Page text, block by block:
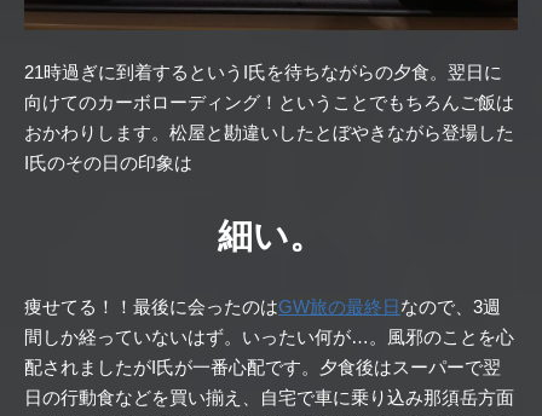
21時過ぎに到着するというI氏を待ちながらの夕食。翌日に
向けてのカーボローディング！ということでもちろんご飯は
おかわりします。松屋と勘違いしたとぼやきながら登場した
I氏のその日の印象は
細い。
痩せてる！！最後に会ったのはGW旅の最終日 なので、3週
間しか経っていないはず。いったい何が…。風邪のことを心
配されましたがI氏が一番心配です。夕食後はスーパーで翌
日の行動食などを買い揃え、自宅で車に乗り込み那須岳方面